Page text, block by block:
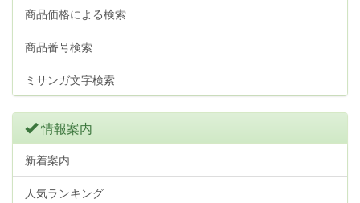
商品価格による検索
商品番号検索
ミサンガ文字検索
情報案内
新着案内
人気ランキング